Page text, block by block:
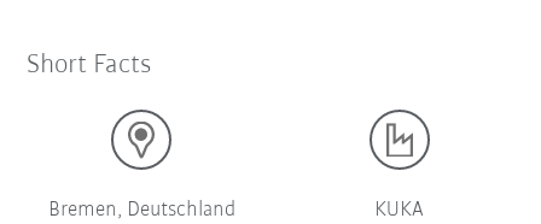
Short Facts
Bremen, Deutschland
KUKA